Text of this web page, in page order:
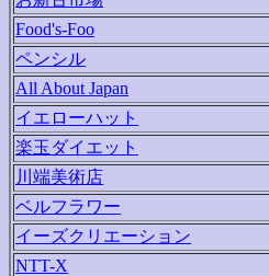
Food's-Foo
ペンシル
All About Japan
イエローハット
楽玉ダイエット
川端美術店
ベルフラワー
イーズクリエーション
NTT-X